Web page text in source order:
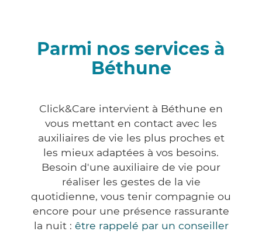
Parmi nos services à
Béthune
Click&Care intervient à Béthune en
vous mettant en contact avec les
auxiliaires de vie les plus proches et
les mieux adaptées à vos besoins.
Besoin d'une auxiliaire de vie pour
réaliser les gestes de la vie
quotidienne, vous tenir compagnie ou
encore pour une présence rassurante
la nuit : être rappelé par un conseiller